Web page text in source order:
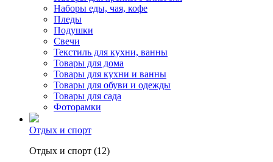
Наборы еды, чая, кофе
Пледы
Подушки
Свечи
Текстиль для кухни, ванны
Товары для дома
Товары для кухни и ванны
Товары для обуви и одежды
Товары для сада
Фоторамки
Отдых и спорт
Отдых и спорт (12)